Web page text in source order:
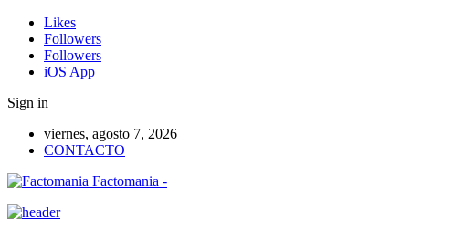
Likes
Followers
Followers
iOS App
Sign in
viernes, agosto 7, 2026
CONTACTO
Factomania -